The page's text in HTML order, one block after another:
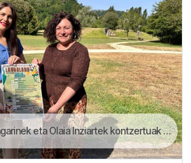
Olaia Inziartek kontzertuak eskainiko dabez | Goizeko Izarretan